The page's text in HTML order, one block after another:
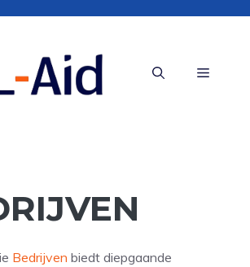
Menu
Bedrijven biedt diepgaande